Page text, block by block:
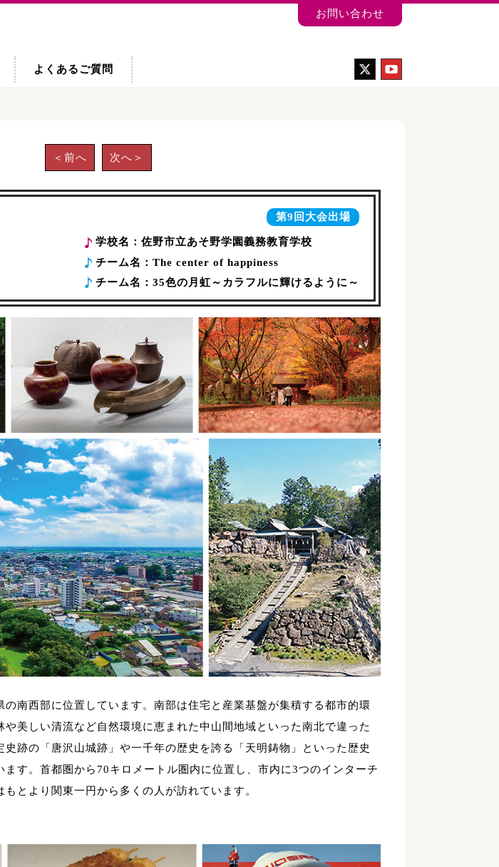
よくあるご質問
お問い合わせ
＜前へ 次へ＞
第9回大会出場
学校名： 佐野市立あそ野学園義務教育学校
チーム名： The center of happiness
チーム名： 35色の月虹～カラフルに輝けるように～
南西部に位置しています。南部は住宅と産業基盤が集積する都市的環
美しい清流など自然環境に恵まれた中山間地域といった南北で違った
跡の「唐沢山城跡」や一千年の歴史を誇る「天明鋳物」といった歴史
す。首都圏から70キロメートル圏内に位置し、市内に3つのインターチ
とより関東一円から多くの人が訪れています。